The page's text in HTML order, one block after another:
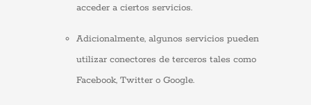
acceder a ciertos servicios.
Adicionalmente, algunos servicios pueden
utilizar conectores de terceros tales como
Facebook, Twitter o Google.